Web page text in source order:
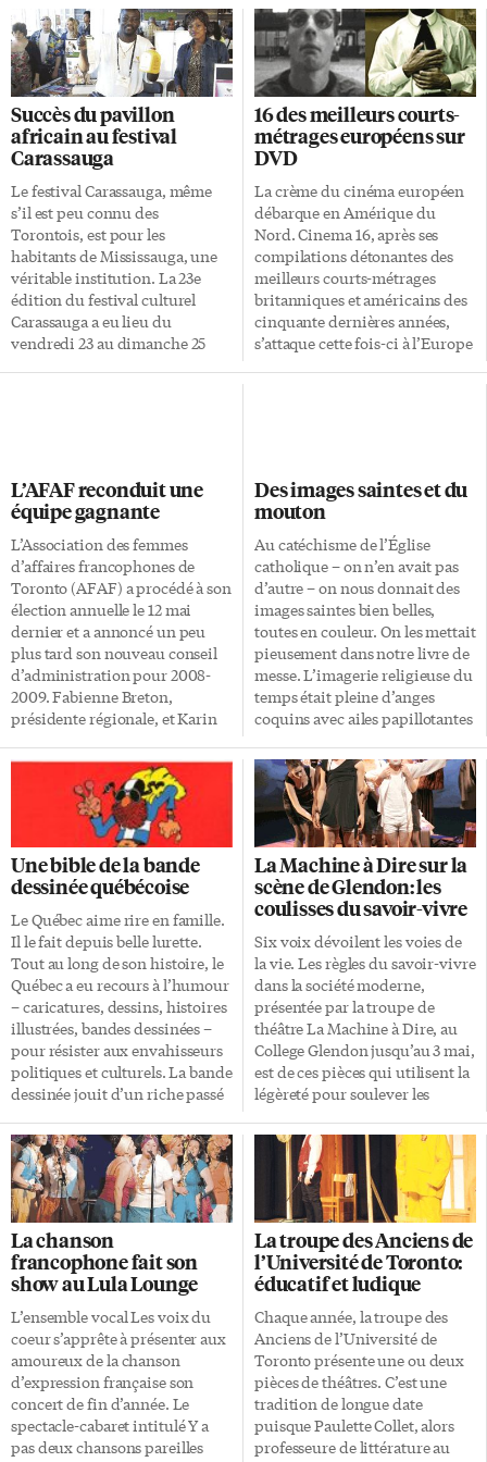
Succès du pavillon
africain au festival
Carassauga
Le festival Carassauga, même
s’il est peu connu des
Torontois, est pour les
habitants de Mississauga, une
véritable institution. La 23e
édition du festival culturel
Carassauga a eu lieu du
vendredi 23 au dimanche 25
patrimoine culturel. Il s’agit en
fait d’une exposition culturelle
où chaque pays peut avoir son
propre stand. La présence de
l’Afrique à cette foire date de
seulement quatre ans. Et ce,
grâce Georgette Amihere, Olga
Lambert et Justine Gogoua.
Cette […]
16 des meilleurs courts-
métrages européens sur
DVD
La crème du cinéma européen
débarque en Amérique du
Nord. Cinema 16, après ses
compilations détonantes des
meilleurs courts-métrages
britanniques et américains des
cinquante dernières années,
s’attaque cette fois-ci à l’Europe
l’émulation créative
européenne, trois courts
francophones se démarquent
par leur originalité. L’histoire
d’un homme sans tête, d’un
basketteur raté et d’un
Belmondo d’opérette, pour une
plongée jouissive dans le désir
de créer et de renverser les
normes. Trois […]
L’AFAF reconduit une
équipe gagnante
L’Association des femmes
d’affaires francophones de
Toronto (AFAF) a procédé à son
élection annuelle le 12 mai
dernier et a annoncé un peu
plus tard son nouveau conseil
d’administration pour 2008-
2009. Fabienne Breton,
présidente régionale, et Karin
exprimé leur intérêt de
poursuivre leur mandat pour
une période d’un an. Marie
Picard a été élue responsable du
marketing et se joindra aux
membres ayant été réélues par
acclamation: Anne-Marie de
Lavison (vice-présidente
régionale), Monique Charron
(responsable des abonnements),
Sylvie Corbeil Péloquin
(secrétaire). De plus, Paulette
Schwartz a offert ses services
pour aider le comité des
abonnements au besoin. […]
Des images saintes et du
mouton
Au catéchisme de l’Église
catholique – on n’en avait pas
d’autre – on nous donnait des
images saintes bien belles,
toutes en couleur. On les mettait
pieusement dans notre livre de
messe. L’imagerie religieuse du
temps était pleine d’anges
coquins avec ailes papillotantes
tournaient en chemises de nuit
roses, contre le bleu du ciel,
autour de la Vierge Marie, en
robe blanche et manteau d’azur,
comme il se doit à quelqu’un
qui a conçu sans pécher. Il y
avait aussi le Saint-Esprit, sous
forme de colombe, descendant
sur les apôtres qui, pour la
circonstance, avaient sur […]
Une bible de la bande
dessinée québécoise
Le Québec aime rire en famille.
Il le fait depuis belle lurette.
Tout au long de son histoire, le
Québec a eu recours à l’humour
– caricatures, dessins, histoires
illustrées, bandes dessinées –
pour résister aux envahisseurs
politiques et culturels. La bande
dessinée jouit d’un riche passé
raconté par Mira Falardeau
dans Histoire de la bande
dessinée au Québec. «La bande
dessinée (dite brièvement la
BD) est un art à part entière. Un
art spécifique, avec ses lois, son
langage, ses univers
particuliers. On l’appelle le
neuvième art. Neuvième, c’est-
à-dire le plus jeune, […]
La Machine à Dire sur la
scène de Glendon: les
coulisses du savoir-vivre
Six voix dévoilent les voies de
la vie. Les règles du savoir-vivre
dans la société moderne,
présentée par la troupe de
théâtre La Machine à Dire, au
College Glendon jusqu’au 3 mai,
est de ces pièces qui utilisent la
légèreté pour soulever les
metteur en scène Christophe
Bauzet réussit une adaptation
décapante du monologue de
Jean Luc Lagarce, qui tire sur
toutes les conventions sociales.
Et vise juste! La vie est une
pièce de théâtre. Tout est
orchestré pour éviter les fausses
notes et pour parer à l’imprévu.
Le souffleur est un pesant code
du savoir-vivre […]
La chanson
francophone fait son
show au Lula Lounge
L’ensemble vocal Les voix du
coeur s’apprête à présenter aux
amoureux de la chanson
d’expression française son
concert de fin d’année. Le
spectacle-cabaret intitulé Y a
pas deux chansons pareilles
La troupe des Anciens de
l’Université de Toronto:
éducatif et ludique
Chaque année, la troupe des
Anciens de l’Université de
Toronto présente une ou deux
pièces de théâtres. C’est une
tradition de longue date
puisque Paulette Collet, alors
professeure de littérature au